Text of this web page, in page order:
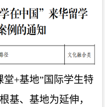
堂+基地”国际学生特
基、基地为延伸，